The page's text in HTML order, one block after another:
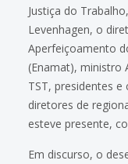
Justiça do
Levenhagen, o
Aperfeiçoamento
(Enamat), ministro
TST, presidentes
diretores de
esteve presente,
Em discurso, o